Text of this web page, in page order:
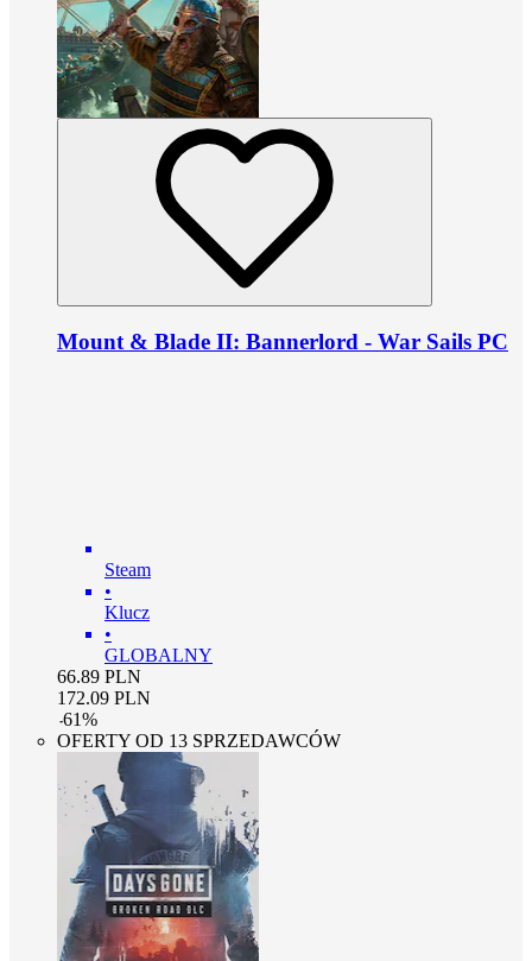
Mount & Blade II: Bannerlord - War Sails PC
Steam
•
Klucz
•
GLOBALNY
66.89 PLN
172.09 PLN
-61%
OFERTY OD 13 SPRZEDAWCÓW